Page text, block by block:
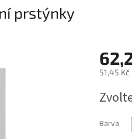
prstýnky
51,45 Kč
cena:
Barva